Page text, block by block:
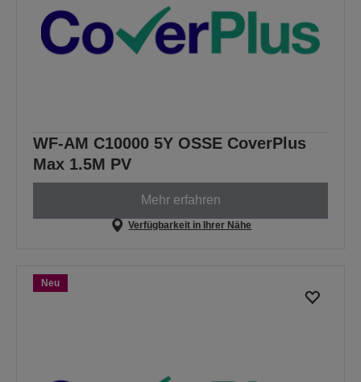
WF-AM C10000 5Y OSSE CoverPlus
Max 1.5M PV
Mehr erfahren
Verfügbarkeit in Ihrer Nähe
Neu